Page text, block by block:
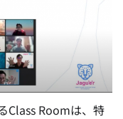
Class Roomは、特